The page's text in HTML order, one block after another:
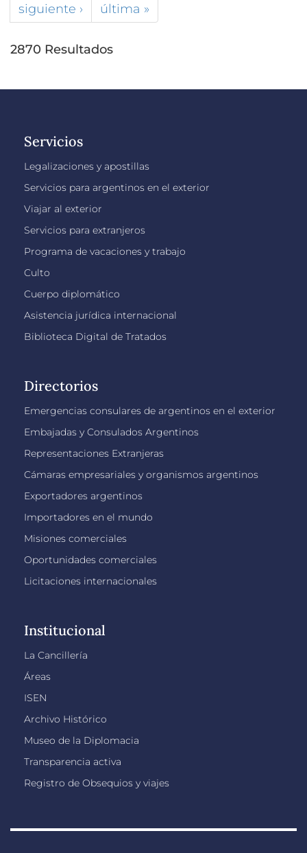
siguiente ›
última »
2870 Resultados
Servicios
Legalizaciones y apostillas
Servicios para argentinos en el exterior
Viajar al exterior
Servicios para extranjeros
Programa de vacaciones y trabajo
Culto
Cuerpo diplomático
Asistencia jurídica internacional
Biblioteca Digital de Tratados
Directorios
Emergencias consulares de argentinos en el exterior
Embajadas y Consulados Argentinos
Representaciones Extranjeras
Cámaras empresariales y organismos argentinos
Exportadores argentinos
Importadores en el mundo
Misiones comerciales
Oportunidades comerciales
Licitaciones internacionales
Institucional
La Cancillería
Áreas
ISEN
Archivo Histórico
Museo de la Diplomacia
Transparencia activa
Registro de Obsequios y viajes